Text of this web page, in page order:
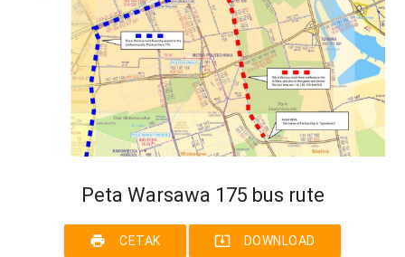
Peta Warsawa 175 bus rute
print CETAK system_update_alt DOWNLOAD